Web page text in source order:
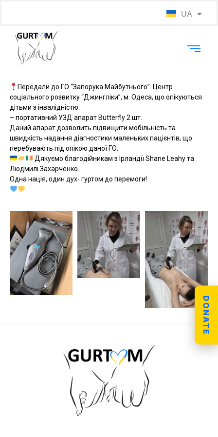
UA
EN
Передали до ГО “Запорука Майбутнього”. Центр
соціального розвитку “Джингліки”, м. Одеса, що опікуються
дітьми з інвалідністю:
– портативний УЗД апарат Butterfly 2 шт.
Даний апарат дозволить підвищити мобільність та
швидкість надання діагностики маленьких пацієнтів, що
перебувають під опікою даної ГО.
Дякуємо благодійникам з Ірландії Shane Leahy та
Людмилі Захарченко.
Одна нація, один дух- гуртом до перемоги!
DONATE